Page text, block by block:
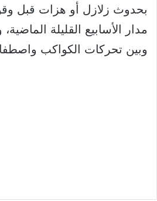
بحدوث زلازل أو هزات قبل
مدار الأسابيع القليلة
وبين تحركات الكواكب